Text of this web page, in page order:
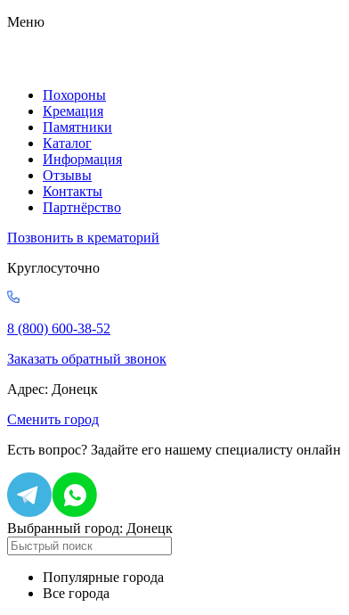
Меню
Похороны
Кремация
Памятники
Каталог
Информация
Отзывы
Контакты
Партнёрство
Позвонить в крематорий
Круглосуточно
8 (800) 600-38-52
Заказать обратный звонок
Адрес: Донецк
Сменить город
Есть вопрос? Задайте его нашему специалисту онлайн
Выбранный город: Донецк
Популярные города
Все города